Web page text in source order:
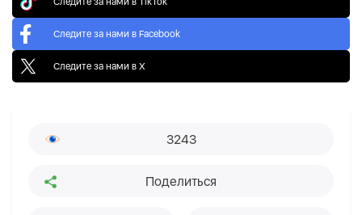
Следите за нами в Facebook
Следите за нами в X
3243
Поделиться